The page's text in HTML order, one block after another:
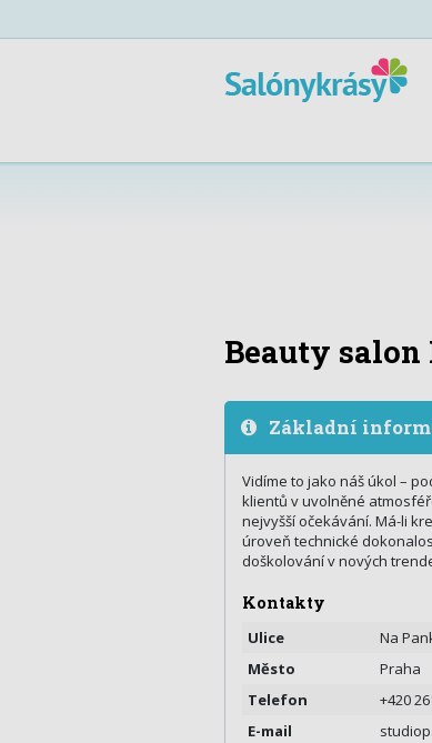
Beauty
Základní
Vidíme to jako náš úkol –
klientů v uvolněné
nejvyšší očekávání. Má-li
úroveň technické
doškolování v nových
Kontakty
Ulice
Na
Město
Praha
Telefon
+420
E-mail